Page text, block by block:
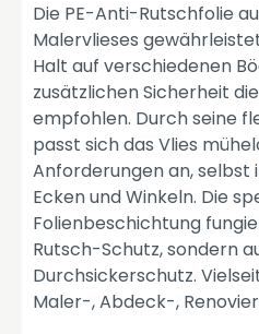
Die PE-Anti-Rutschfolie
Malervlieses
Halt auf verschiedenen
zusätzlichen Sicherheit
empfohlen. Durch seine
passt sich das Vlies
Anforderungen an, selbst
Ecken und Winkeln. Die
Folienbeschichtung
Rutsch-Schutz, sondern
Durchsickerschutz.
Maler-, Abdeck-,